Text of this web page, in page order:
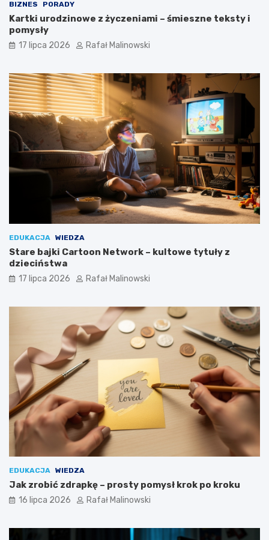
BIZNES PORADY
Kartki urodzinowe z życzeniami – śmieszne teksty i
pomysły
17 lipca 2026 Rafał Malinowski
EDUKACJA WIEDZA
Stare bajki Cartoon Network – kultowe tytuły z
dzieciństwa
17 lipca 2026 Rafał Malinowski
EDUKACJA WIEDZA
Jak zrobić zdrapkę – prosty pomysł krok po kroku
16 lipca 2026 Rafał Malinowski